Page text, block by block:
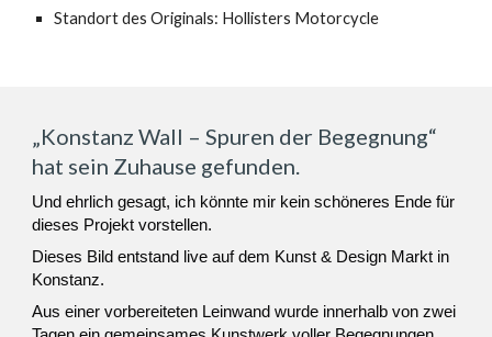
Standort des Originals: Hollisters Motorcycle
„Konstanz Wall – Spuren der Begegnung“
hat sein Zuhause gefunden.
Und ehrlich gesagt, ich könnte mir kein schöneres Ende für
dieses Projekt vorstellen.
Dieses Bild entstand live auf dem Kunst & Design Markt in
Konstanz.
Aus einer vorbereiteten Leinwand wurde innerhalb von zwei